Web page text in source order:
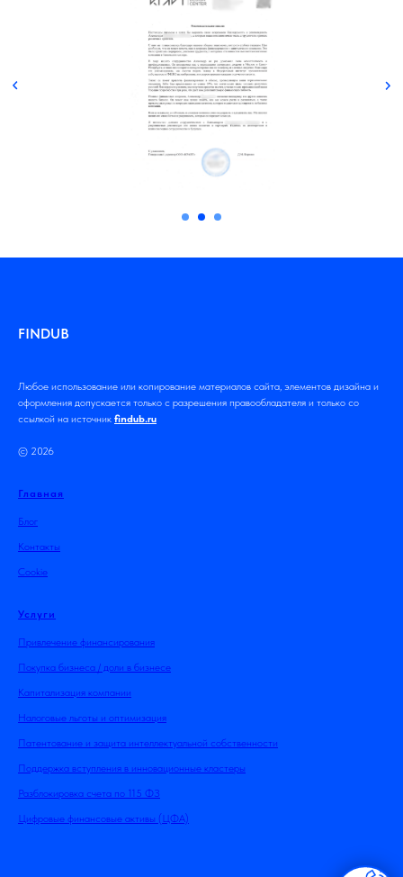
FINDUB
Любое использование или копирование материалов сайта, элементов дизайна и
оформления допускается только с разрешения правообладателя и только со
ссылкой на источник findub.ru
© 2026
Главная
Блог
Контакты
Cookie
Услуги
Привлечение финансирования
Покупка бизнеса / доли в бизнесе
Капитализация компании
Налоговые льготы и оптимизация
Патентование и защита интеллектуальной собственности
Поддержка вступления в инновационные кластеры
Разблокировка счета по 115 ФЗ
Цифровые финансовые активы (ЦФА)